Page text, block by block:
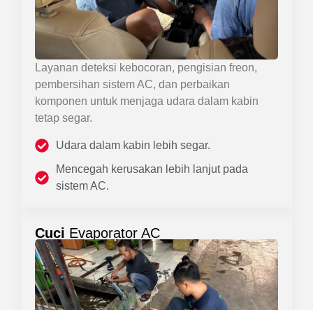
Layanan deteksi kebocoran, pengisian freon,
pembersihan sistem AC, dan perbaikan
komponen untuk menjaga udara dalam kabin
tetap segar.
Udara dalam kabin lebih segar.
Mencegah kerusakan lebih lanjut pada
sistem AC.
Cuci Evaporator AC